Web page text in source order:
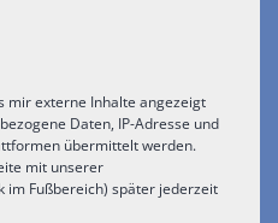
mir externe Inhalte angezeigt
Daten, IP-Adresse und
übermittelt werden.
mit unserer
im Fußbereich) später jederzeit